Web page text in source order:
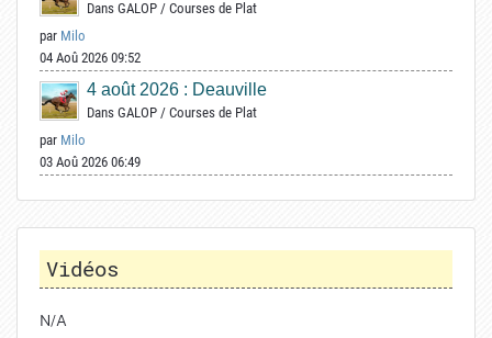
Dans GALOP / Courses de Plat
par Milo
04 Aoû 2026 09:52
4 août 2026 : Deauville
Dans GALOP / Courses de Plat
par Milo
03 Aoû 2026 06:49
Vidéos
N/A